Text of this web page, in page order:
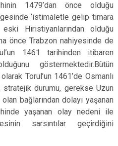
1479’dan önce olduğu
‘istimaletle gelip timara
Hıristiyanlarından olduğu
önce Trabzon nahiyesinde de
1461 tarihinden itibaren
göstermektedir.Bütün
Torul’un 1461’de Osmanlı
durumu, gerekse Uzun
bağlarından dolayı yaşanan
yaşanan olay nedeni ile
sarsıntılar geçirdiğini